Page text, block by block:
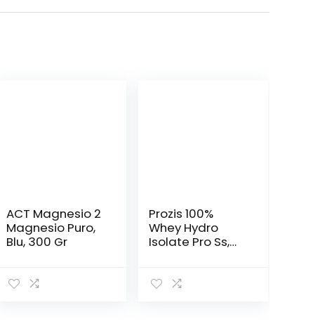
ACT Magnesio 2
Magnesio Puro,
Blu, 300 Gr
Prozis 100%
Whey Hydro
Isolate Pro Ss,